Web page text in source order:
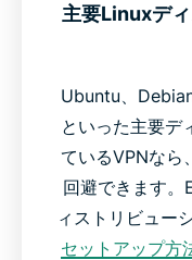
主要Linuxデ
Ubuntu、
といった主要デ
ているVPNなら
回避できます。
ィストリビュー
セットアップ方